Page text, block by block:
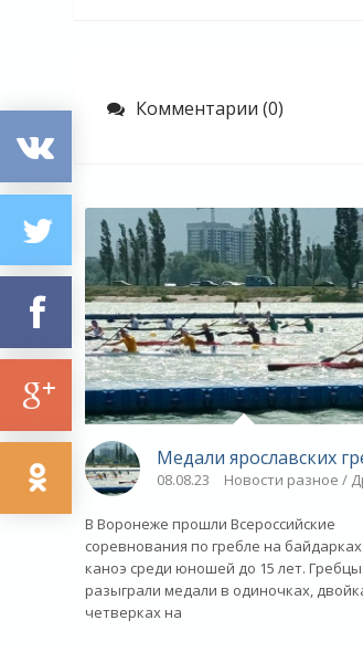
Комментарии (0)
Медали ярославских
08.08.23 Новости разное /
В Воронеже прошли Всероссийские
соревнования по гребле на
каноэ среди юношей до 15 лет. Гребцы
разыграли медали в одиночках,
четверках на